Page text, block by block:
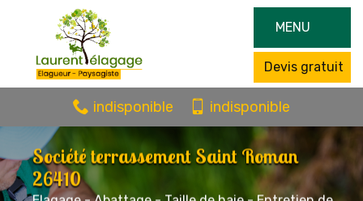
MENU
Devis gratuit
indisponible indisponible
Société terrassement Saint Roman
26410